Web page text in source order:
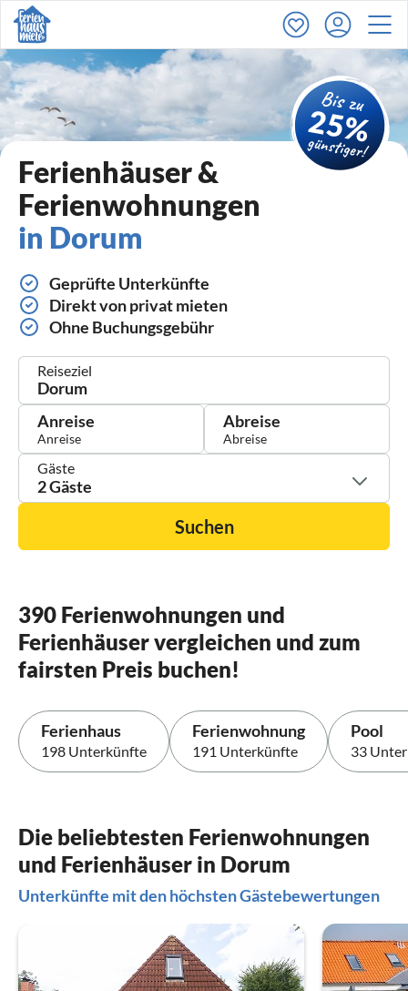
Ferienhäuser &
Ferienwohnungen
in Dorum
Geprüfte Unterkünfte
Direkt von privat mieten
Ohne Buchungsgebühr
Reiseziel
Anreise Abreise
Gäste
2 Gäste
Suchen
390 Ferienwohnungen und
Ferienhäuser vergleichen und zum
fairsten Preis buchen!
Ferienhaus
198 Unterkünfte
Ferienwohnung
191 Unterkünfte
Pool
33
Die beliebtesten Ferienwohnungen
und Ferienhäuser in Dorum
Unterkünfte mit den höchsten Gästebewertungen